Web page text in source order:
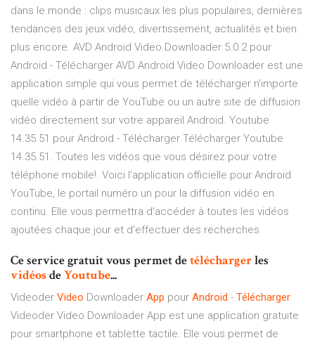
dans le monde : clips musicaux les plus populaires, dernières
tendances des jeux vidéo, divertissement, actualités et bien
plus encore. AVD Android Video Downloader 5.0.2 pour
Android - Télécharger AVD Android Video Downloader est une
application simple qui vous permet de télécharger n'importe
quelle vidéo à partir de YouTube ou un autre site de diffusion
vidéo directement sur votre appareil Android. Youtube
14.35.51 pour Android - Télécharger Télécharger Youtube
14.35.51. Toutes les vidéos que vous désirez pour votre
téléphone mobile!. Voici l'application officielle pour Android
YouTube, le portail numéro un pour la diffusion vidéo en
continu. Elle vous permettra d'accéder à toutes les vidéos
ajoutées chaque jour et d'effectuer des recherches
Ce service gratuit vous permet detéléchargerles
vidéosdeYoutube...
Videoder Video Downloader App pour Android - Télécharger
Videoder Video Downloader App est une application gratuite
pour smartphone et tablette tactile. Elle vous permet de